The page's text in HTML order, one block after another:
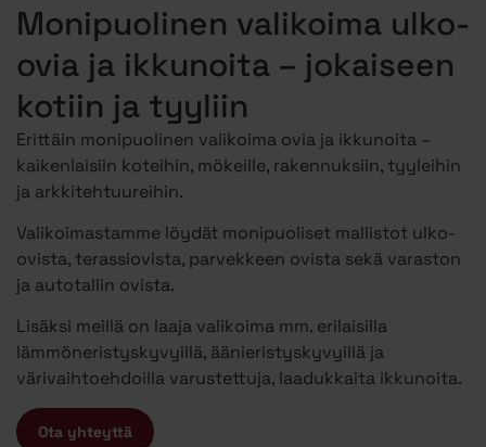
Monipuolinen valikoima ulko-
ovia ja ikkunoita – jokaiseen
kotiin ja tyyliin
Erittäin monipuolinen valikoima ovia ja ikkunoita –
kaikenlaisiin koteihin, mökeille, rakennuksiin, tyyleihin
ja arkkitehtuureihin.
Valikoimastamme löydät monipuoliset mallistot ulko-
ovista, terassiovista, parvekkeen ovista sekä varaston
ja autotallin ovista.
Lisäksi meillä on laaja valikoima mm. erilaisilla
lämmöneristyskyvyillä, äänieristyskyvyillä ja
värivaihtoehdoilla varustettuja, laadukkaita ikkunoita.
Ota yhteyttä